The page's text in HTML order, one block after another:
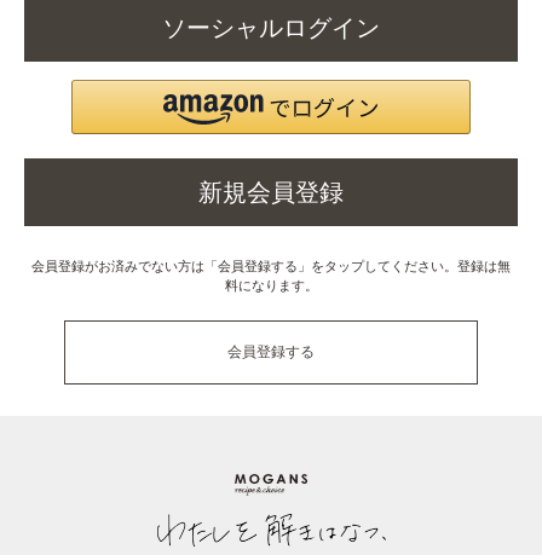
ソーシャルログイン
新規会員登録
会員登録がお済みでない方は「会員登録する」をタップしてください。登録は無
料になります。
会員登録する